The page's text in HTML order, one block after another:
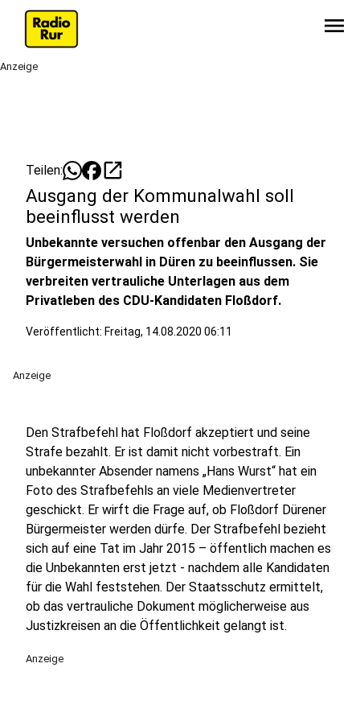
menu
Anzeige
Teilen: open_in_new
Ausgang der Kommunalwahl soll
beeinflusst werden
Unbekannte versuchen offenbar den Ausgang der
Bürgermeisterwahl in Düren zu beeinflussen. Sie
verbreiten vertrauliche Unterlagen aus dem
Privatleben des CDU-Kandidaten Floßdorf.
Veröffentlicht: Freitag, 14.08.2020 06:11
Anzeige
Den Strafbefehl hat Floßdorf akzeptiert und seine
Strafe bezahlt. Er ist damit nicht vorbestraft. Ein
unbekannter Absender namens „Hans Wurst“ hat ein
Foto des Strafbefehls an viele Medienvertreter
geschickt. Er wirft die Frage auf, ob Floßdorf Dürener
Bürgermeister werden dürfe. Der Strafbefehl bezieht
sich auf eine Tat im Jahr 2015 – öffentlich machen es
die Unbekannten erst jetzt - nachdem alle Kandidaten
für die Wahl feststehen. Der Staatsschutz ermittelt,
ob das vertrauliche Dokument möglicherweise aus
Justizkreisen an die Öffentlichkeit gelangt ist.
Anzeige